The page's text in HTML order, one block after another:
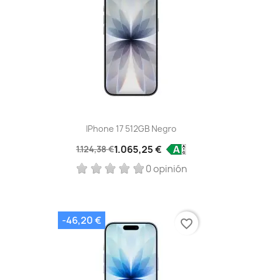
IPhone 17 512GB Negro
1.124,38 €1.065,25 €
0 opinión
-46,20 € favorite_border